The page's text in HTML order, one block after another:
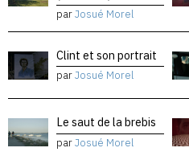
parJosué Morel
Clint et son portrait
parJosué Morel
Le saut de la brebis
parJosué Morel